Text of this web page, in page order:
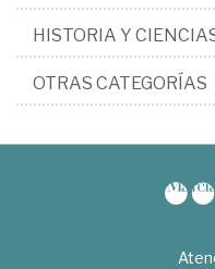
HISTORIA Y
OTRAS CATEGORÍAS